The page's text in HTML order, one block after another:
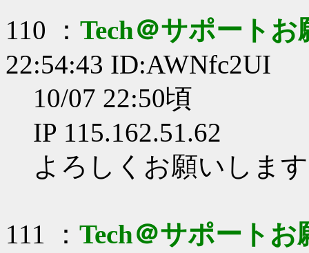
110 ： Tech＠サポート
22:54:43 ID:AWNfc2UI
10/07 22:50頃
IP 115.162.51.62
よろしくお願いしま
111 ： Tech＠サポート